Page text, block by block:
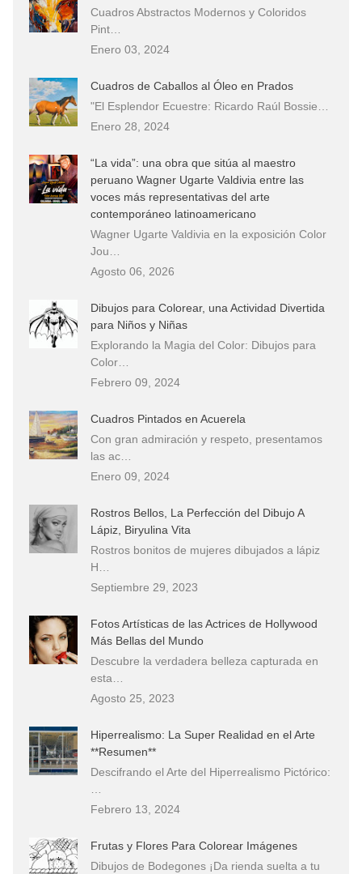
Cuadros Abstractos Modernos y Coloridos
Pint…
Enero 03, 2024
Cuadros de Caballos al Óleo en Prados
"El Esplendor Ecuestre: Ricardo Raúl Bossie…
Enero 28, 2024
“La vida”: una obra que sitúa al maestro
peruano Wagner Ugarte Valdivia entre las
voces más representativas del arte
contemporáneo latinoamericano
Wagner Ugarte Valdivia en la exposición Color
Jou…
Agosto 06, 2026
Dibujos para Colorear, una Actividad Divertida
para Niños y Niñas
Explorando la Magia del Color: Dibujos para
Color…
Febrero 09, 2024
Cuadros Pintados en Acuerela
Con gran admiración y respeto, presentamos
las ac…
Enero 09, 2024
Rostros Bellos, La Perfección del Dibujo A
Lápiz, Biryulina Vita
Rostros bonitos de mujeres dibujados a lápiz
H…
Septiembre 29, 2023
Fotos Artísticas de las Actrices de Hollywood
Más Bellas del Mundo
Descubre la verdadera belleza capturada en
esta…
Agosto 25, 2023
Hiperrealismo: La Super Realidad en el Arte
**Resumen**
Descifrando el Arte del Hiperrealismo Pictórico:
…
Febrero 13, 2024
Frutas y Flores Para Colorear Imágenes
Dibujos de Bodegones ¡Da rienda suelta a tu